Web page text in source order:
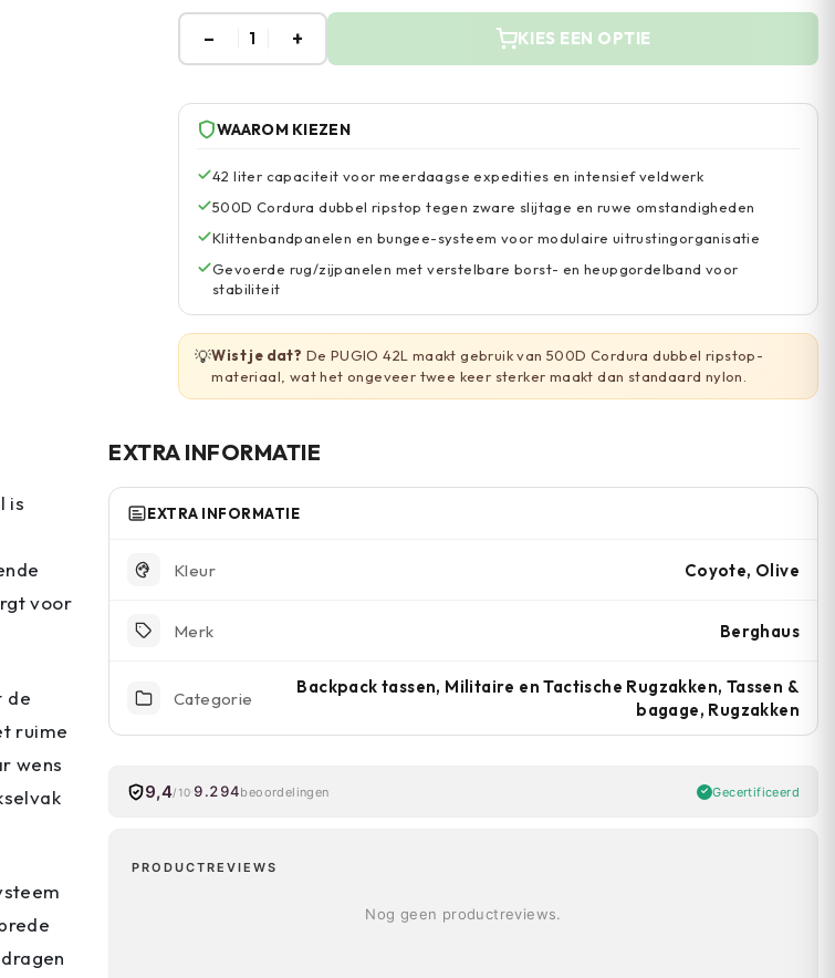
– 1 + KIES EEN OPTIE
WAAROM KIEZEN
42 liter capaciteit voor meerdaagse expedities en intensief veldwerk
500D Cordura dubbel ripstop tegen zware slijtage en ruwe omstandigheden
Klittenbandpanelen en bungee-systeem voor modulaire uitrustingorganisatie
Gevoerde rug/zijpanelen met verstelbare borst- en heupgordelband voor
stabiliteit
💡Wist je dat? De PUGIO 42L maakt gebruik van 500D Cordura dubbel ripstop-
materiaal, wat het ongeveer twee keer sterker maakt dan standaard nylon.
is
voor
de
ruime
wens
EXTRA INFORMATIE
EXTRA INFORMATIE
Kleur Coyote, Olive
Merk Berghaus
Categorie
Backpack tassen, Militaire en Tactische Rugzakken, Tassen &
bagage, Rugzakken
9,4/10 9.294beoordelingen Gecertificeerd
PRODUCTREVIEWS
Nog geen productreviews.